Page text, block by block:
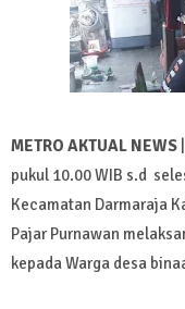
METRO AKTUAL NEWS
pukul 10.00 WIB s.d
Kecamatan Darmaraja
Pajar Purnawan
kepada Warga desa